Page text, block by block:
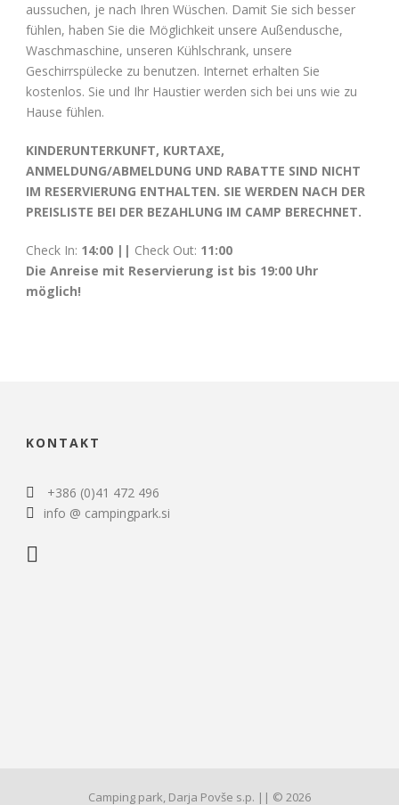
aussuchen, je nach Ihren Wüschen. Damit Sie sich besser
fühlen, haben Sie die Möglichkeit unsere Außendusche,
Waschmaschine, unseren Kühlschrank, unsere
Geschirrspülecke zu benutzen. Internet erhalten Sie
kostenlos. Sie und Ihr Haustier werden sich bei uns wie zu
Hause fühlen.
KINDERUNTERKUNFT, KURTAXE,
ANMELDUNG/ABMELDUNG UND RABATTE SIND NICHT
IM RESERVIERUNG ENTHALTEN. SIE WERDEN NACH DER
PREISLISTE BEI DER BEZAHLUNG IM CAMP BERECHNET.
Check In: 14:00 || Check Out: 11:00
Die Anreise mit Reservierung ist bis 19:00 Uhr
möglich!
KONTAKT
+386 (0)41 472 496
info @ campingpark.si
Camping park, Darja Povše s.p. || © 2026